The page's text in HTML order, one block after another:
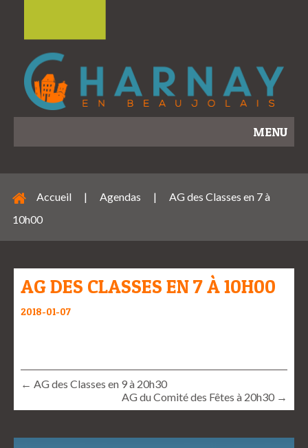
MENU
Accueil | Agendas |
AG des Classes en 7 à
10h00
AG DES CLASSES EN 7 À 10H00
2018-01-07
← AG des Classes en 9 à 20h30
AG du Comité des Fêtes à 20h30 →